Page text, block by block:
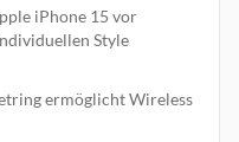
iPhone 15 vor
Style
ermöglicht Wireless